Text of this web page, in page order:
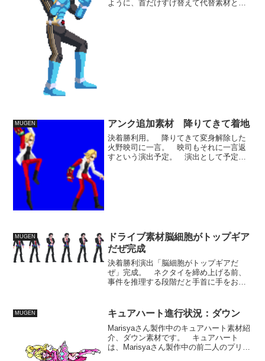
ように、首だけすげ替えて代替素材とい
MUGEN アンク追加素材 降りてきて着地
決着勝利用。 降りてきて変身解除した
火野映司に一言。 映司もそれに一言返
すという演出予定。 演出として予定し
MUGEN
ドライブ素材脳細胞がトップギア
だぜ完成
決着勝利演出「脳細胞がトップギアだ
ぜ」完成。 ネクタイを締め上げる前、
事件を推理する段階だと手首に手をおい
間となりましたね。 今週は造った素材
をまとめつつ調整を行って...
MUGEN キュアハート進行状況：ダウン
Marisyaさん製作中のキュアハート素材紹
介、ダウン素材です。 キュアハート
は、Marisyaさん製作中の前二人のプリキ